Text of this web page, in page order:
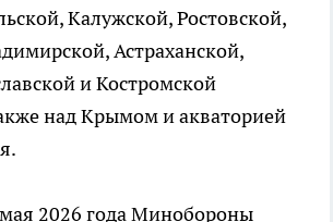
Калужской, Ростовской,
Астраханской,
и Костромской
над Крымом и акваторией
2026 года Минобороны